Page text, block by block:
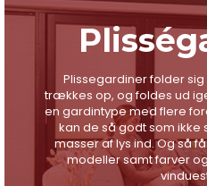
Plissegardiner folder
trækkes op, og foldes ud
en gardintype med flere
kan de så godt som ikke
masser af lys ind. Og så
modeller samt farver